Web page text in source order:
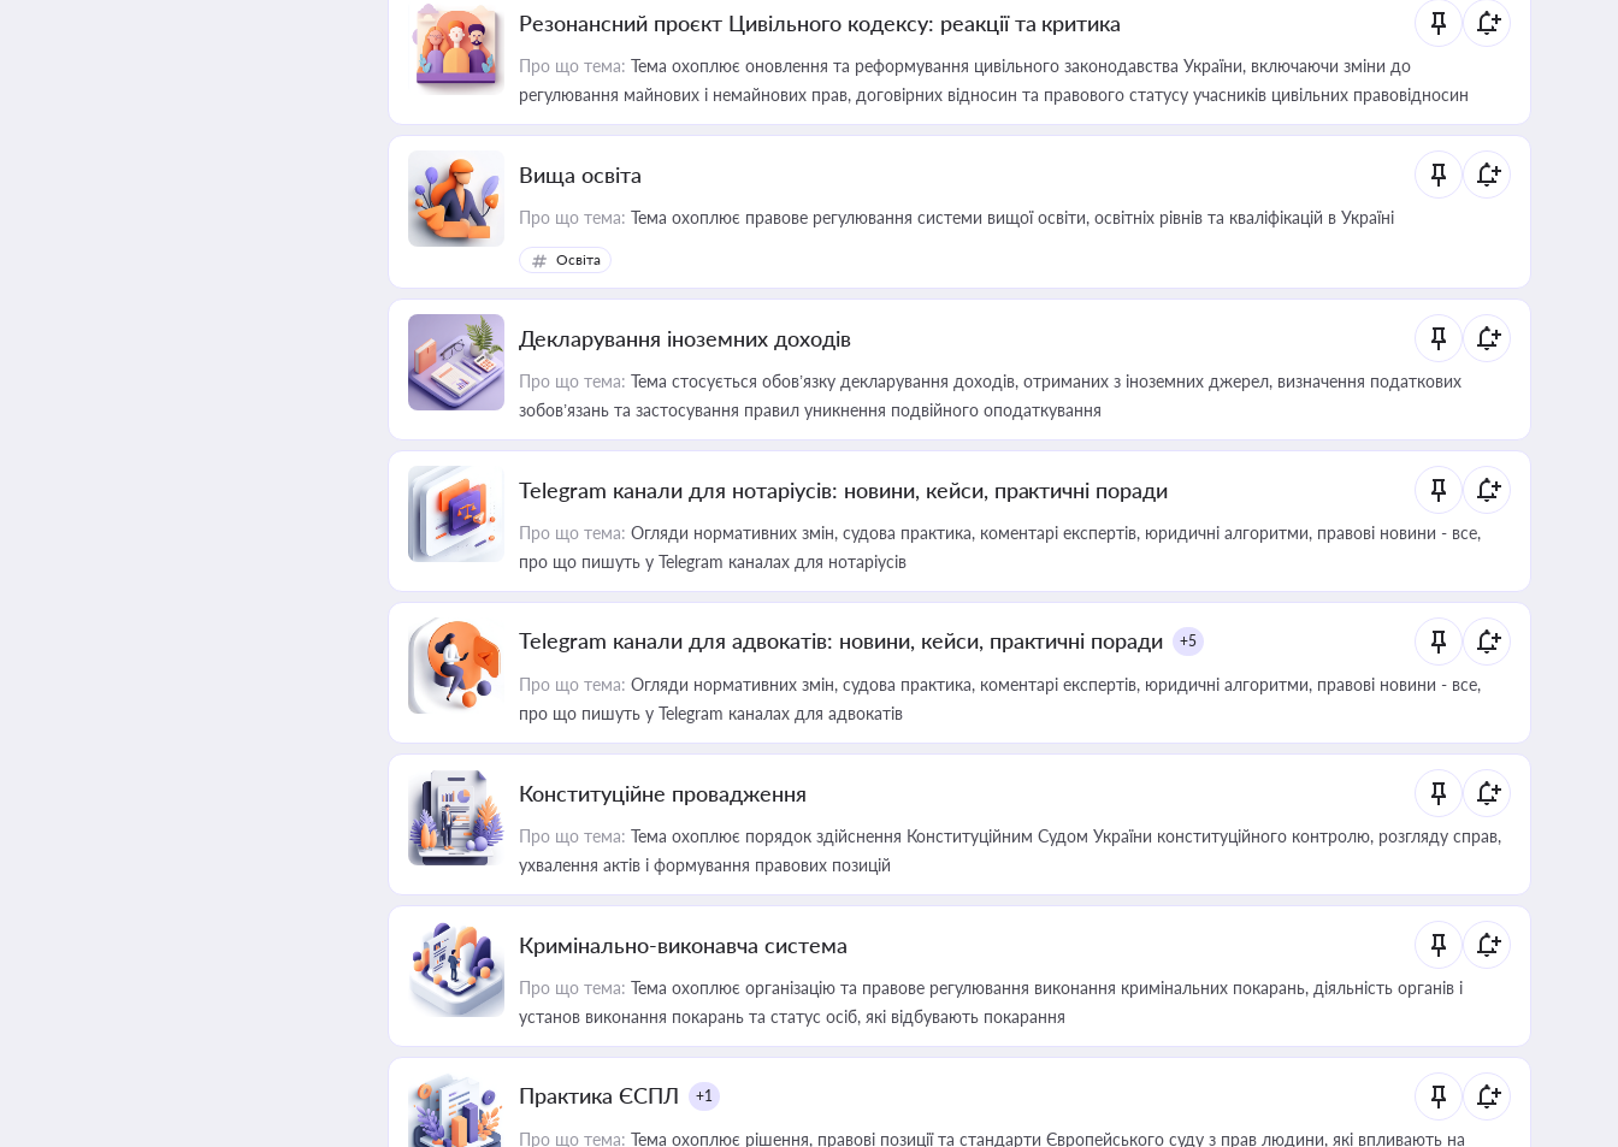
Резонансний проєкт Цивільного кодексу: реакції та критика
Про що тема: Тема охоплює оновлення та реформування цивільного законодавства України, включаючи зміни до
регулювання майнових і немайнових прав, договірних відносин та правового статусу учасників цивільних правовідносин
Вища освіта
Про що тема: Тема охоплює правове регулювання системи вищої освіти, освітніх рівнів та кваліфікацій в Україні
Освіта
Декларування іноземних доходів
Про що тема: Тема стосується обов’язку декларування доходів, отриманих з іноземних джерел, визначення податкових
зобов’язань та застосування правил уникнення подвійного оподаткування
Telegram канали для нотаріусів: новини, кейси, практичні поради
Про що тема: Огляди нормативних змін, судова практика, коментарі експертів, юридичні алгоритми, правові новини - все,
про що пишуть у Telegram каналах для нотаріусів
Telegram канали для адвокатів: новини, кейси, практичні поради +5
Про що тема: Огляди нормативних змін, судова практика, коментарі експертів, юридичні алгоритми, правові новини - все,
про що пишуть у Telegram каналах для адвокатів
Конституційне провадження
Про що тема: Тема охоплює порядок здійснення Конституційним Судом України конституційного контролю, розгляду справ,
ухвалення актів і формування правових позицій
Кримінально-виконавча система
Про що тема: Тема охоплює організацію та правове регулювання виконання кримінальних покарань, діяльність органів і
установ виконання покарань та статус осіб, які відбувають покарання
Практика ЄСПЛ +1
Про що тема: Тема охоплює рішення, правові позиції та стандарти Європейського суду з прав людини, які впливають на